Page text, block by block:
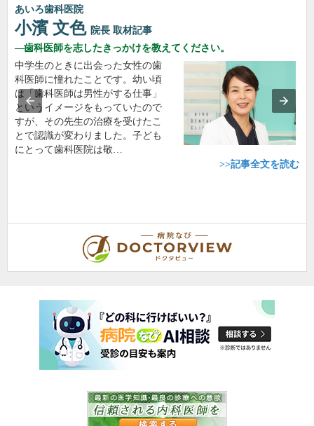
あいろ歯科医院
小濱 文色 院長 取材記事
歯科医師を志したきっかけを教えてください。
中学生のときに出会った女性の歯
科医師に憧れたことです。幼い頃
は「歯科医師は男性がする仕事」
というイメージをもっていたので
すが、その先生の治療を受けたこ
とで認識が変わりました。子ども
にとって歯科医院は敬…
>>記事全文を読む